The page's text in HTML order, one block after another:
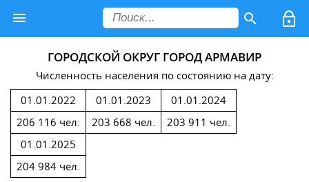
ГОРОДСКОЙ ОКРУГ ГОРОД АРМАВИР
Численность населения по состоянию на дату:
01.01.2022
206 116 чел.
01.01.2023
203 668 чел.
01.01.2024
203 911 чел.
01.01.2025
204 984 чел.